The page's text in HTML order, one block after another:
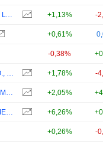
OPEN HOUSE GROUP CO., LTD. +1,13% -
+0,61%
-0,38%
IIDA GROUP HOLDINGS CO., LTD. +1,78% -
QUZHOU XIN'AN DEVELOPMENT CO., LTD. +2,05%
VANTONE NEO DEVELOPMENT GROUP CO., LTD. +6,26%
+0,26% -